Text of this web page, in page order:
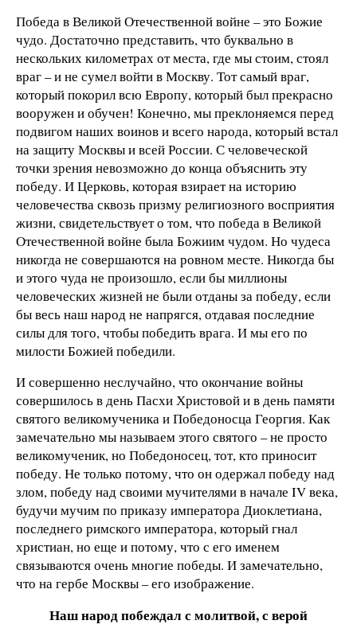
Победа в Великой Отечественной войне – это Божие
чудо. Достаточно представить, что буквально в
нескольких километрах от места, где мы стоим, стоял
враг – и не сумел войти в Москву. Тот самый враг,
который покорил всю Европу, который был прекрасно
вооружен и обучен! Конечно, мы преклоняемся перед
подвигом наших воинов и всего народа, который встал
на защиту Москвы и всей России. С человеческой
точки зрения невозможно до конца объяснить эту
победу. И Церковь, которая взирает на историю
человечества сквозь призму религиозного восприятия
жизни, свидетельствует о том, что победа в Великой
Отечественной войне была Божиим чудом. Но чудеса
никогда не совершаются на ровном месте. Никогда бы
и этого чуда не произошло, если бы миллионы
человеческих жизней не были отданы за победу, если
бы весь наш народ не напрягся, отдавая последние
силы для того, чтобы победить врага. И мы его по
милости Божией победили.
И совершенно неслучайно, что окончание войны
совершилось в день Пасхи Христовой и в день памяти
святого великомученика и Победоносца Георгия. Как
замечательно мы называем этого святого – не просто
великомученик, но Победоносец, тот, кто приносит
победу. Не только потому, что он одержал победу над
злом, победу над своими мучителями в начале IV века,
будучи мучим по приказу императора Диоклетиана,
последнего римского императора, который гнал
христиан, но еще и потому, что с его именем
связываются очень многие победы. И замечательно,
что на гербе Москвы – его изображение.
Наш народ побеждал с молитвой, с верой